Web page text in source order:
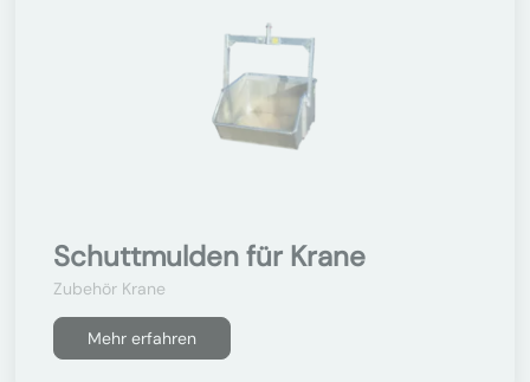
Schuttmulden für Krane
Zubehör Krane
Mehr erfahren